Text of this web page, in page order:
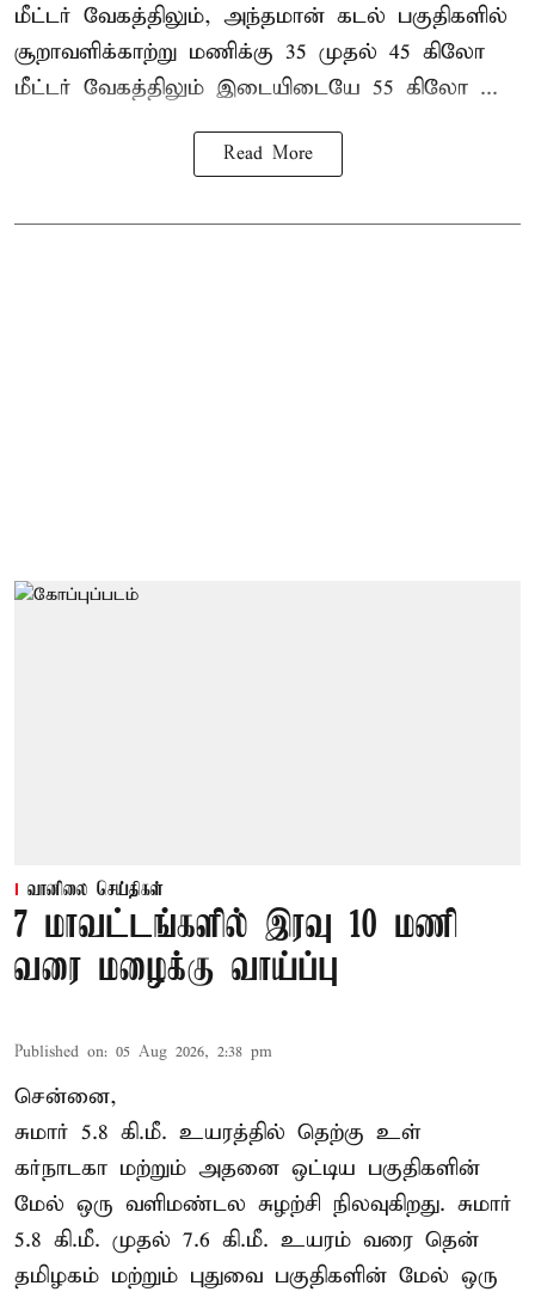
மீட்டர் வேகத்திலும், அந்தமான் கடல் பகுதிகளில்
சூறாவளிக்காற்று மணிக்கு 35 முதல் 45 கிலோ
மீட்டர் வேகத்திலும் இடையிடையே 55 கிலோ ...
Read More
வானிலை செய்திகள்
7 மாவட்டங்களில் இரவு 10 மணி
வரை மழைக்கு வாய்ப்பு
Published on: 05 Aug 2026, 2:38 pm
சென்னை,
சுமார் 5.8 கி.மீ. உயரத்தில் தெற்கு உள்
கர்நாடகா மற்றும் அதனை ஒட்டிய பகுதிகளின்
மேல் ஒரு வளிமண்டல சுழற்சி நிலவுகிறது. சுமார்
5.8 கி.மீ. முதல் 7.6 கி.மீ. உயரம் வரை தென்
தமிழகம் மற்றும் புதுவை பகுதிகளின் மேல் ஒரு